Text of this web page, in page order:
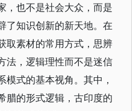
，也不是社会大众，而是
了知识创新的新天地。在
取素材的常用方式，思辨
法，逻辑理性而不是迷信
模式的基本视角。其中，
腊的形式逻辑，古印度的